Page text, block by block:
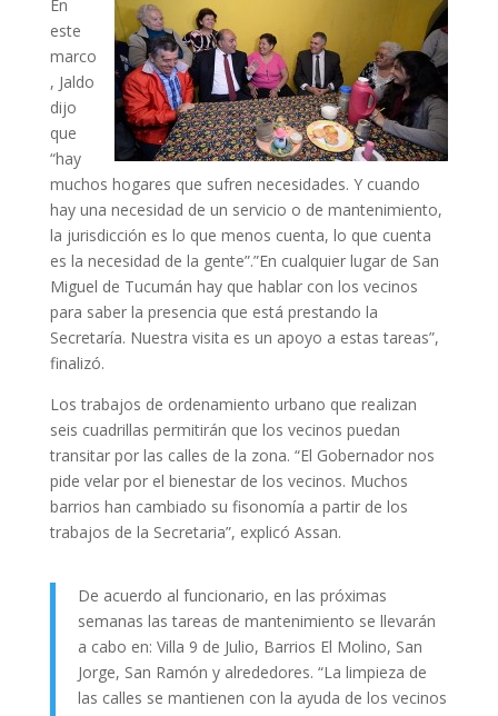
En
este
marco
, Jaldo
dijo
que
“hay
muchos hogares que sufren necesidades. Y cuando
hay una necesidad de un servicio o de mantenimiento,
la jurisdicción es lo que menos cuenta, lo que cuenta
es la necesidad de la gente”.”En cualquier lugar de San
Miguel de Tucumán hay que hablar con los vecinos
para saber la presencia que está prestando la
Secretaría. Nuestra visita es un apoyo a estas tareas”,
finalizó.
Los trabajos de ordenamiento urbano que realizan
seis cuadrillas permitirán que los vecinos puedan
transitar por las calles de la zona. “El Gobernador nos
pide velar por el bienestar de los vecinos. Muchos
barrios han cambiado su fisonomía a partir de los
trabajos de la Secretaria”, explicó Assan.
De acuerdo al funcionario, en las próximas
semanas las tareas de mantenimiento se llevarán
a cabo en: Villa 9 de Julio, Barrios El Molino, San
Jorge, San Ramón y alrededores. “La limpieza de
las calles se mantienen con la ayuda de los vecinos